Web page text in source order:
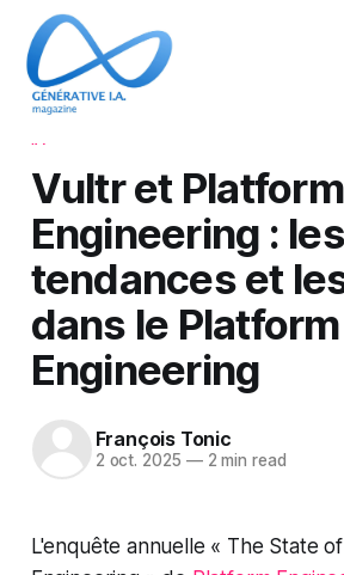
Vultr et Platform
Engineering : les
tendances et
dans le Platform
Engineering
François Tonic
2 oct. 2025 —2 min read
L'enquête annuelle « The State